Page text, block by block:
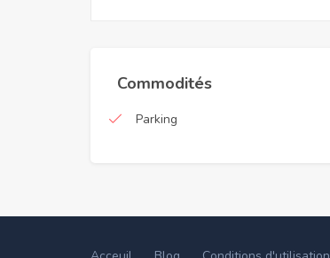
Commodités
Parking